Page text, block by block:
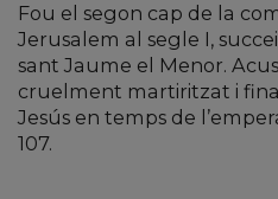
Fou el segon cap de la
Jerusalem al segle I,
sant Jaume el Menor.
cruelment martiritzat i
Jesús en temps de
107.